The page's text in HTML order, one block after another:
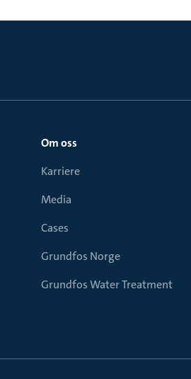
Om oss
Karriere
Media
Cases
Grundfos Norge
Grundfos Water Treatment